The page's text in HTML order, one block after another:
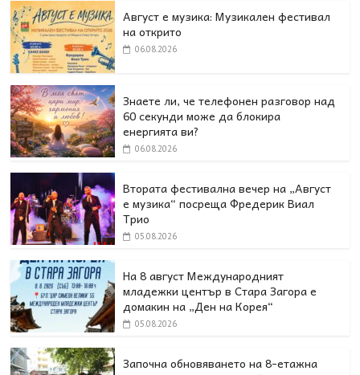
Август е музика: Музикален фестивал
на открито
06.08.2026
Знаете ли, че телефонен разговор над
60 секунди може да блокира
енергията ви?
06.08.2026
Втората фестивална вечер на „Август
е музика“ посреща Фредерик Виал
Трио
05.08.2026
На 8 август Международният
младежки център в Стара Загора е
домакин на „Ден на Корея“
05.08.2026
Започна обновяването на 8-етажна